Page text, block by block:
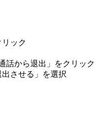
リック
話から退出」をクリック
出させる」を選択